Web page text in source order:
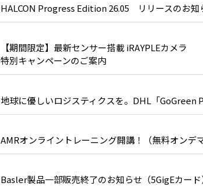
HALCON Progress Edition 26.05 リリースのお知
【期間限定】最新センサー搭載 iRAYPLEカメラ
特別キャンペーンのご案内
地球に優しいロジスティクスを。DHL「GoGreen
AMRオンライントレーニング開講！（無料オンデ
Basler製品一部販売終了のお知らせ（5GigEカード